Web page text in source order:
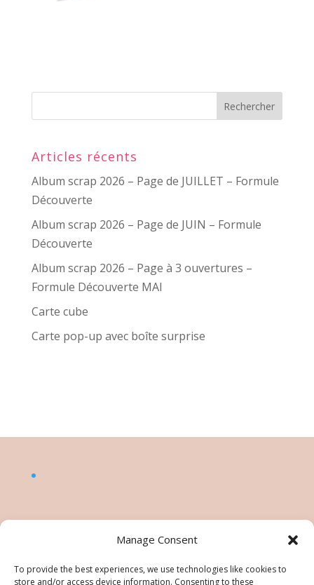
Manage Consent
To provide the best experiences, we use technologies like cookies to
store and/or access device information. Consenting to these
Articles récents
Album scrap 2026 – Page de JUILLET – Formule
Découverte
Album scrap 2026 – Page de JUIN – Formule
Découverte
Album scrap 2026 – Page à 3 ouvertures –
Formule Découverte MAI
Carte cube
Carte pop-up avec boîte surprise